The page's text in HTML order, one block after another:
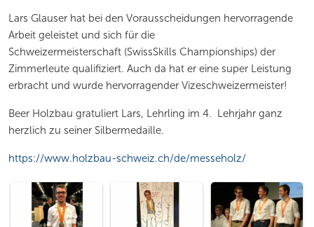
Lars Glauser hat bei den Vorausscheidungen hervorragende
Arbeit geleistet und sich für die
Schweizermeisterschaft (SwissSkills Championships) der
Zimmerleute qualifiziert. Auch da hat er eine super Leistung
erbracht und wurde hervorragender Vizeschweizermeister!
Beer Holzbau gratuliert Lars, Lehrling im 4. Lehrjahr ganz
herzlich zu seiner Silbermedaille.
https://www.holzbau-schweiz.ch/de/messeholz/